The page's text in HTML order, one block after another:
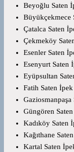
Beyoğlu Saten
Büyükçekmece
Çatalca Saten
Çekmeköy
Esenler Saten
Esenyurt Saten
Eyüpsultan
Fatih Saten
Güngören
Kadıköy Saten
Kağıthane
Kartal Saten